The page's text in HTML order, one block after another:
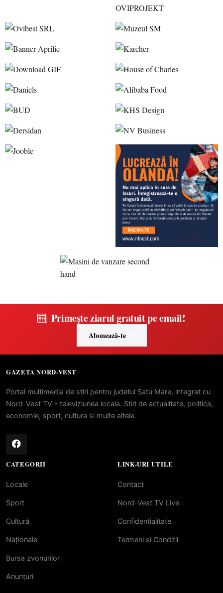
Primește ziarul gratuit pe email!
Abonează-te
GAZETA NORD-VEST
Portal multimedia de stiri pentru judetul Satu Mare, integrat cu
Nord-Vest TV - televiziunea locala. Stiri de actualitate, politica,
economie, sport, cultura si multe altele.
CATEGORII
Locale
Sport
Cultură
Naționale
Bursa zvonurilor
Anunțuri
LINK-URI UTILE
Contact
Nord-Vest TV Live
Confidentialitate
Termeni si Conditii